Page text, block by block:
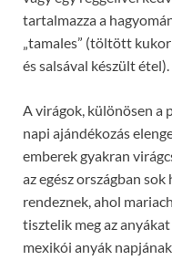
tartalmazza a
„tamales” (töltött
és salsával készült étel).
A virágok, különösen a
napi ajándékozás
emberek gyakran
az egész országban
rendeznek, ahol
tisztelik meg az
mexikói anyák